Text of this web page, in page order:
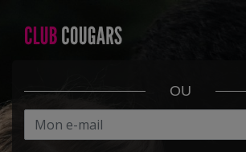
OU